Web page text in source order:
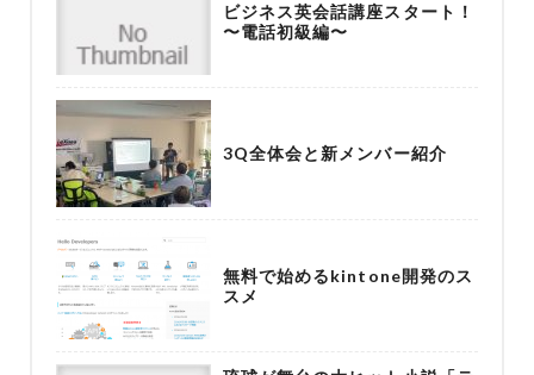
ビジネス英会話講座スタート！
〜電話初級編〜
3Q全体会と新メンバー紹介
無料で始めるkintone開発のス
スメ